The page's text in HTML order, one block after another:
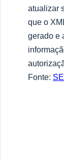
atualizar
que o
gerado e
Fonte: